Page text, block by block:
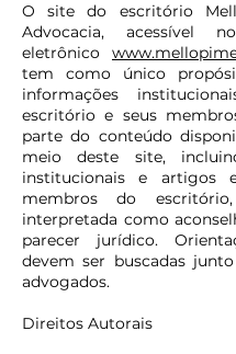
O site do escritório
Advocacia, acessível
eletrônico
tem como único
informações
escritório e seus
parte do conteúdo
meio deste site,
institucionais e artigos
membros do
interpretada como
parecer jurídico.
devem ser buscadas
advogados.
Direitos Autorais